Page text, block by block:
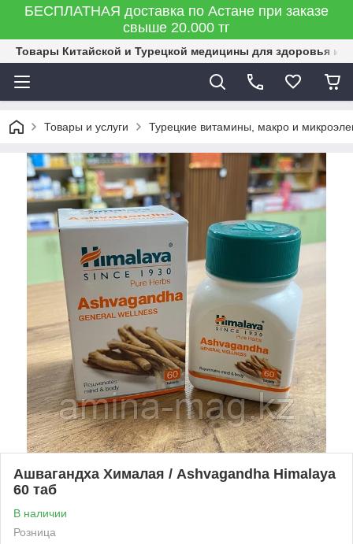
БЕСПЛАТНАЯ доставка по Астане при заказе
свыше 20.000 тг
Товары Китайской и Турецкой медицины для здоровья и
Товары и услуги Турецкие витамины, макро и
Ашвагандха Хималая / Ashvagandha Himalaya
60 таб
В наличии
Розница